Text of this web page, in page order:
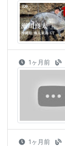
1ヶ月前
1ヶ月前